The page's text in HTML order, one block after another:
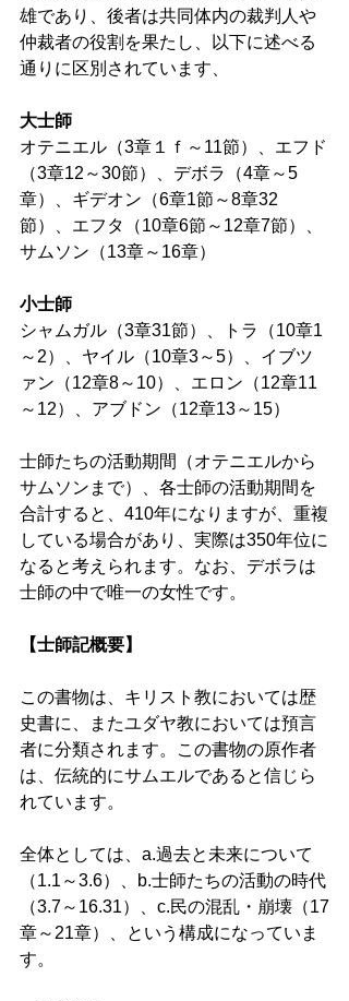
雄であり、後者は共同体内の裁判人や
仲裁者の役割を果たし、以下に述べる
通りに区別されています、
大士師
オテニエル（3章１ｆ～11節）、エフド
（3章12～30節）、デボラ（4章～5
章）、ギデオン（6章1節～8章32
節）、エフタ（10章6節～12章7節）、
サムソン（13章～16章）
小士師
シャムガル（3章31節）、トラ（10章1
～2）、ヤイル（10章3～5）、イブツ
ァン（12章8～10）、エロン（12章11
～12）、アブドン（12章13～15）
士師たちの活動期間（オテニエルから
サムソンまで）、各士師の活動期間を
合計すると、410年になりますが、重複
している場合があり、実際は350年位に
なると考えられます。なお、デボラは
士師の中で唯一の女性です。
【士師記概要】
この書物は、キリスト教においては歴
史書に、またユダヤ教においては預言
者に分類されます。この書物の原作者
は、伝統的にサムエルであると信じら
れています。
全体としては、a.過去と未来について
（1.1～3.6）、b.士師たちの活動の時代
（3.7～16.31）、c.民の混乱・崩壊（17
章～21章）、という構成になっていま
す。